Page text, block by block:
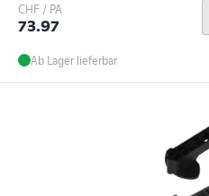
CHF / PA
73.97
Ab Lager lieferbar